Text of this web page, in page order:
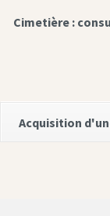
Cimetière :
Acquisition